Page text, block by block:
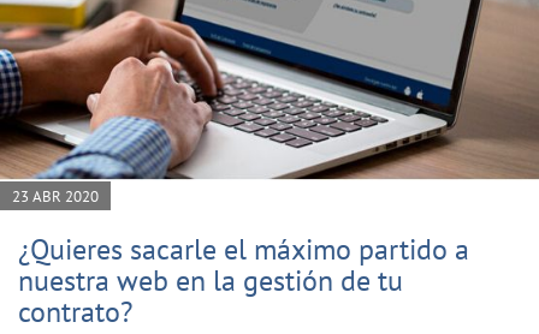
23 ABR 2020
¿Quieres sacarle el máximo partido a
nuestra web en la gestión de tu
contrato?